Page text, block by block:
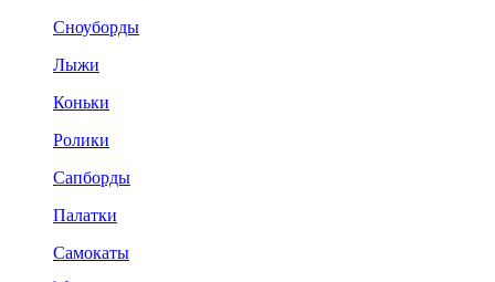
Сноуборды
Лыжи
Коньки
Ролики
Сапборды
Палатки
Самокаты